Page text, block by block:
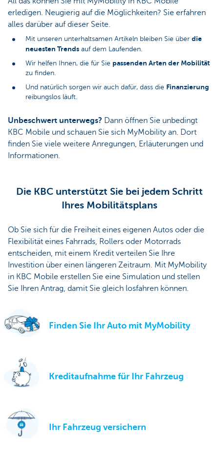
erledigen. Neugierig auf die Möglichkeiten? Sie erfahren
alles darüber auf dieser Seite.
Mit unseren unterhaltsamen Artikeln bleiben Sie über die
neuesten Trends auf dem Laufenden.
Wir helfen Ihnen, die für Sie passenden Arten der Mobilität
zu finden.
Und natürlich sorgen wir auch dafür, dass die Finanzierung
reibungslos läuft.
Unbeschwert unterwegs? Dann öffnen Sie unbedingt
KBC Mobile und schauen Sie sich MyMobility an. Dort
finden Sie viele weitere Anregungen, Erläuterungen und
Informationen.
Die KBC unterstützt Sie bei jedem Schritt
Ihres Mobilitätsplans
Ob Sie sich für die Freiheit eines eigenen Autos oder die
Flexibilität eines Fahrrads, Rollers oder Motorrads
entscheiden, mit einem Kredit verteilen Sie Ihre
Investition über einen längeren Zeitraum. Mit MyMobility
in KBC Mobile erstellen Sie eine Simulation und stellen
Sie Ihren Antrag, damit Sie gleich losfahren können.
Finden Sie Ihr Auto mit MyMobility
Kreditaufnahme für Ihr Fahrzeug
Ihr Fahrzeug versichern